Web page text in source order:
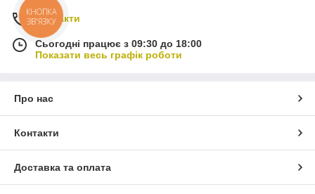
Контакти
Сьогодні працює з 09:30 до 18:00
Показати весь графік роботи
Про нас
Контакти
Доставка та оплата
КНОПКА
ЗВ'ЯЗКУ